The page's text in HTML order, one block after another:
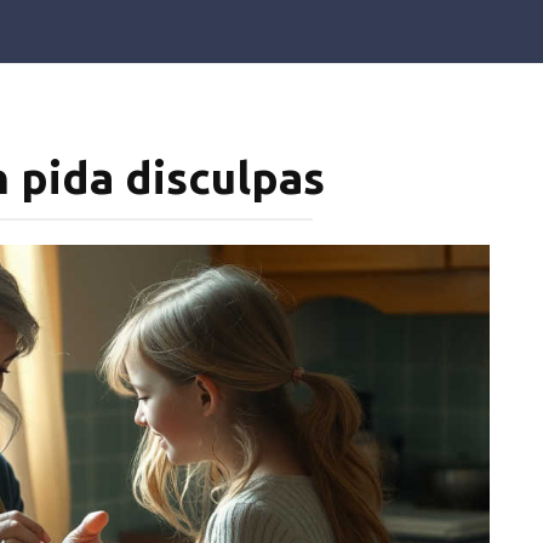
pida disculpas